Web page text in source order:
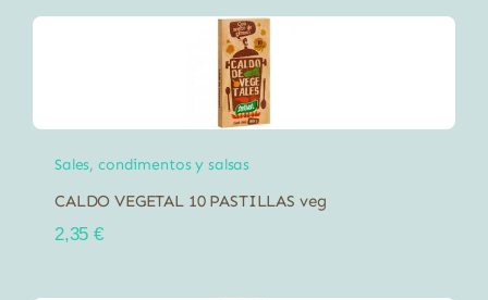
Sales, condimentos y salsas
CALDO VEGETAL 10 PASTILLAS veg
2,35€